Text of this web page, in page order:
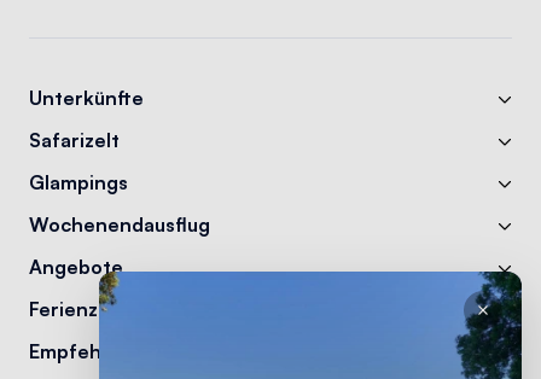
Unterkünfte
Safarizelt
Glampings
Wochenendausflug
Angebote
Ferienzeiten
Empfehlungen